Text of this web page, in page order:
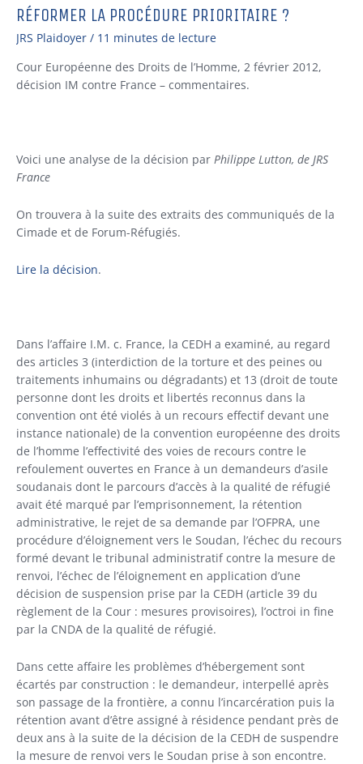
RÉFORMER LA PROCÉDURE PRIORITAIRE ?
JRS Plaidoyer / 11 minutes de lecture
Cour Européenne des Droits de l’Homme, 2 février 2012,
décision IM contre France – commentaires.
Voici une analyse de la décision par Philippe Lutton, de JRS
France
On trouvera à la suite des extraits des communiqués de la
Cimade et de Forum-Réfugiés.
Lire la décision.
Dans l’affaire I.M. c. France, la CEDH a examiné, au regard
des articles 3 (interdiction de la torture et des peines ou
traitements inhumains ou dégradants) et 13 (droit de toute
personne dont les droits et libertés reconnus dans la
convention ont été violés à un recours effectif devant une
instance nationale) de la convention européenne des droits
de l’homme l’effectivité des voies de recours contre le
refoulement ouvertes en France à un demandeurs d’asile
soudanais dont le parcours d’accès à la qualité de réfugié
avait été marqué par l’emprisonnement, la rétention
administrative, le rejet de sa demande par l’OFPRA, une
procédure d’éloignement vers le Soudan, l’échec du recours
formé devant le tribunal administratif contre la mesure de
renvoi, l’échec de l’éloignement en application d’une
décision de suspension prise par la CEDH (article 39 du
règlement de la Cour : mesures provisoires), l’octroi in fine
par la CNDA de la qualité de réfugié.
Dans cette affaire les problèmes d’hébergement sont
écartés par construction : le demandeur, interpellé après
son passage de la frontière, a connu l’incarcération puis la
rétention avant d’être assigné à résidence pendant près de
deux ans à la suite de la décision de la CEDH de suspendre
la mesure de renvoi vers le Soudan prise à son encontre.
Réformer
la
procédure
prioritaire
?